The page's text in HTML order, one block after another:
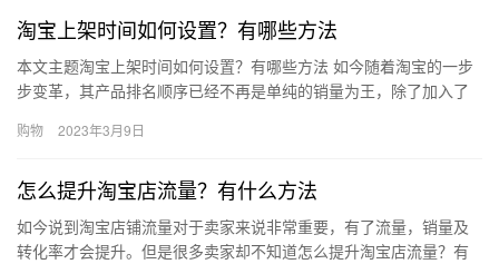
淘宝上架时间如何设置？有哪些方法
本文主题淘宝上架时间如何设置？有哪些方法 如今随着淘宝的一步
步变革，其产品排名顺序已经不再是单纯的销量为王，除了加入了
的影…
购物 2023年3月9日
怎么提升淘宝店流量？有什么方法
如今说到淘宝店铺流量对于卖家来说非常重要，有了流量，销量及
转化率才会提升。但是很多卖家却不知道怎么提升淘宝店流量？有